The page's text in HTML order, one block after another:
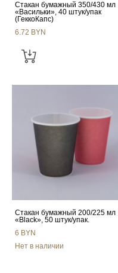
Стакан бумажный 350/430 мл
«Васильки», 40 штук/упак
(ГеккоКапс)
6.72 BYN
Стакан бумажный 200/225 мл
«Black», 50 штук/упак.
6 BYN
Нет в наличии